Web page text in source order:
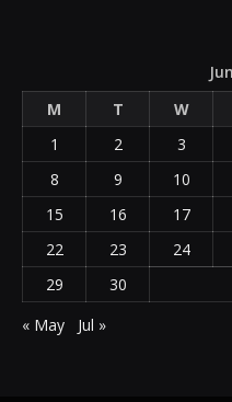
M
T W
1
2 3
8
9 10
15
16 17
22
23 24
29
30
« May
Jul »